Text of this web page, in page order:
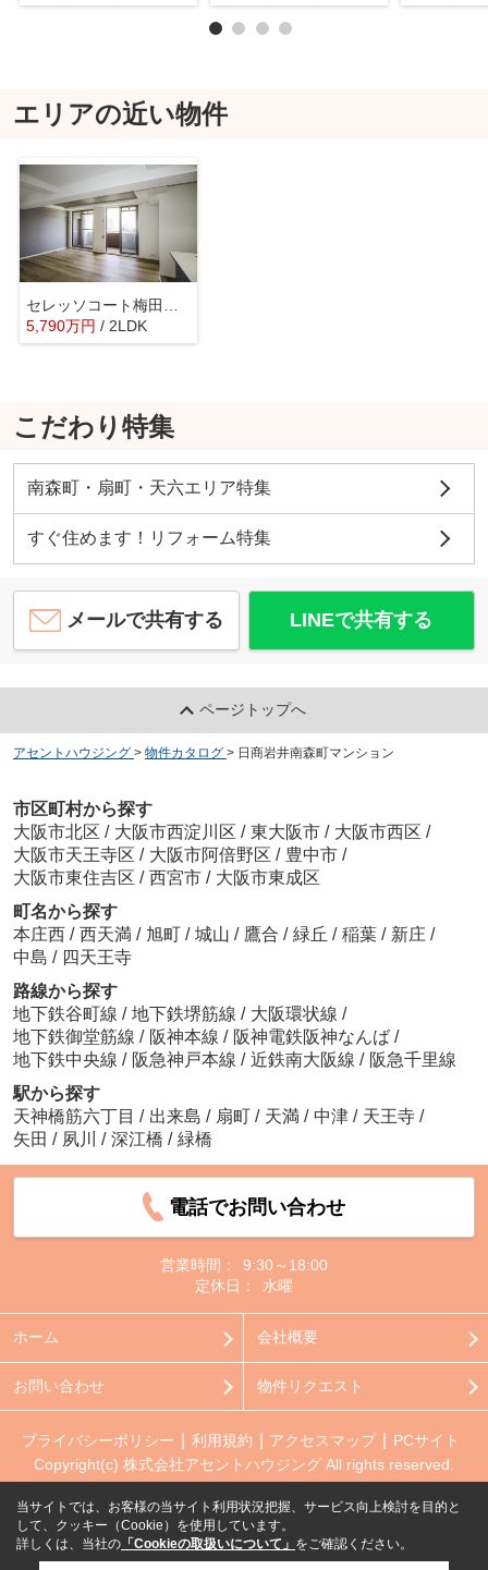
エリアの近い物件
セレッソコート梅田リーベンシティ
5,790万円 / 2LDK
こだわり特集
南森町・扇町・天六エリア特集
すぐ住めます！リフォーム特集
メールで共有する LINEで共有する
ページトップへ
アセントハウジング > 物件カタログ > 日商岩井南森町マンション
市区町村から探す
大阪市北区 / 大阪市西淀川区 / 東大阪市 / 大阪市西区 /
大阪市天王寺区 / 大阪市阿倍野区 / 豊中市 /
大阪市東住吉区 / 西宮市 / 大阪市東成区
町名から探す
本庄西 / 西天満 / 旭町 / 城山 / 鷹合 / 緑丘 / 稲葉 / 新庄 /
中島 / 四天王寺
路線から探す
地下鉄谷町線 / 地下鉄堺筋線 / 大阪環状線 /
地下鉄御堂筋線 / 阪神本線 / 阪神電鉄阪神なんば /
地下鉄中央線 / 阪急神戸本線 / 近鉄南大阪線 / 阪急千里線
駅から探す
天神橋筋六丁目 / 出来島 / 扇町 / 天満 / 中津 / 天王寺 /
矢田 / 夙川 / 深江橋 / 緑橋
電話でお問い合わせ
営業時間：
9:30～18:00
定休日：
水曜
ホーム 会社概要
お問い合わせ 物件リクエスト
プライバシーポリシー 利用規約 アクセスマップ
PCサイト
Copyright(c) 株式会社アセントハウジング All rights reserved.
当サイトでは、お客様の当サイト利用状況把握、サービス向上検討を目的と
して、クッキー（Cookie）を使用しています。
詳しくは、当社の 「Cookieの取扱いについて」 をご確認ください。